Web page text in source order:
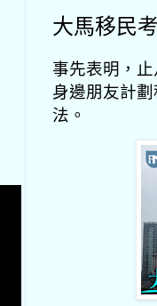
大馬移民
事先表明，
身邊朋友計
法。